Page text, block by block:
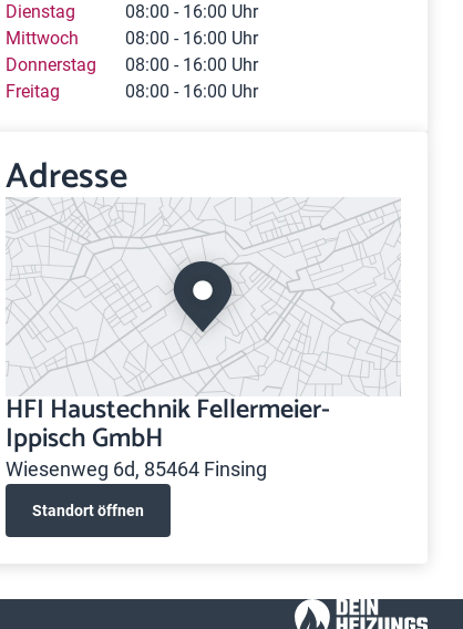
Dienstag
08:00 - 16:00 Uhr
Mittwoch
08:00 - 16:00 Uhr
Donnerstag
08:00 - 16:00 Uhr
Freitag
08:00 - 16:00 Uhr
Adresse
HFI Haustechnik Fellermeier-
Ippisch GmbH
Wiesenweg 6d, 85464 Finsing
Standort öffnen